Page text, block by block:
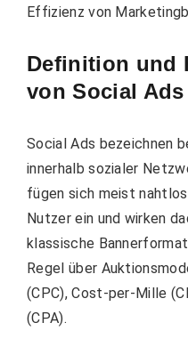
Effizienz von
Definition und
von Social Ads
Social Ads bezeichnen
innerhalb sozialer
fügen sich meist
Nutzer ein und wirken
klassische
Regel über
(CPC), Cost-per-Mille
(CPA).